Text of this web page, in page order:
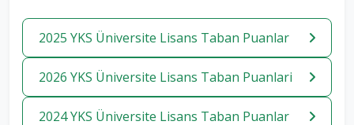
2025 YKS Üniversite Lisans Taban Puanlar
2026 YKS Üniversite Lisans Taban Puanlari
2024 YKS Üniversite Lisans Taban Puanlar